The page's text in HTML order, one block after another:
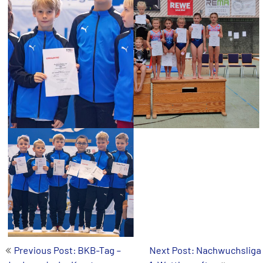
Post
Previous Post: BKB-Tag –
Next Post: Nachwuchsliga